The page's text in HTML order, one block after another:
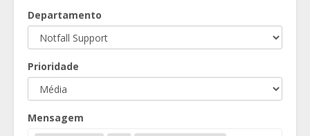
Departamento
Prioridade
Mensagem